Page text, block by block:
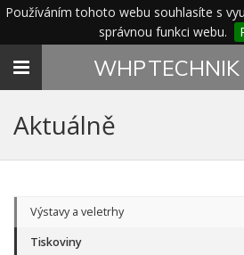
Používáním tohoto webu souhlasíte s
správnou funkci webu.
Toggle
WHPTECHNIK
Aktuálně
Výstavy a veletrhy
Tiskoviny